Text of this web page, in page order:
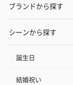
ブランドから探す
シーンから探す
誕生日
結婚祝い